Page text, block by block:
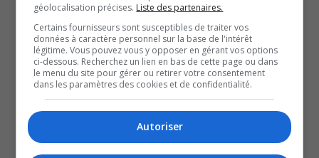
Madwa-Nika Cadet du PLQ, en tournée en Outaouais
Élections provinciales | Éric Duhaime officialise des
candidatures
X
SOUTENIR NOS MÉDIAS, C’EST PROTÉGER NOTRE
CULTURE ET NOTRE ÉCONOMIE
géolocalisation précises. Liste des partenaires.
Certains fournisseurs sont susceptibles de traiter vos
données à caractère personnel sur la base de l'intérêt
légitime. Vous pouvez vous y opposer en gérant vos options
ci-dessous. Recherchez un lien en bas de cette page ou dans
le menu du site pour gérer ou retirer votre consentement
dans les paramètres des cookies et de confidentialité.
Autoriser